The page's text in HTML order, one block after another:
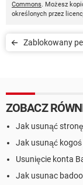
Commons. Możesz
określonych przez
Zablokowany
ZOBACZ
Jak usunąć
Jak usunąć kogoś
Usunięcie konta
Jak usunac badoo